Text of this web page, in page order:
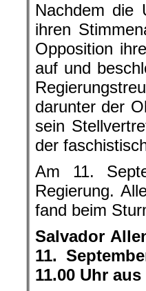
Nachdem die
ihren
Opposition
auf und
darunter der
sein
der
Am 11.
Regierung.
fand beim
Salvador
11.
11.00 Uhr